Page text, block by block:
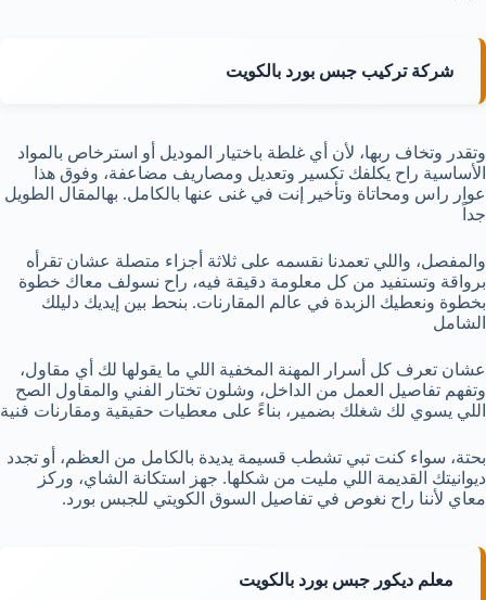
شركة تركيب جبس بورد بالكويت
وتقدر وتخاف ربها، لأن أي غلطة باختيار الموديل أو استرخاص بالمواد
الأساسية راح يكلفك تكسير وتعديل ومصاريف مضاعفة، وفوق هذا
عوار راس ومحاتاة وتأخير إنت في غنى عنها بالكامل. بهالمقال الطويل
جداً
والمفصل، واللي تعمدنا نقسمه على ثلاثة أجزاء متصلة عشان تقرأه
برواقة وتستفيد من كل معلومة دقيقة فيه، راح نسولف معاك خطوة
بخطوة ونعطيك الزبدة في عالم المقارنات. بنحط بين إيديك دليلك
الشامل
عشان تعرف كل أسرار المهنة المخفية اللي ما يقولها لك أي مقاول،
وتفهم تفاصيل العمل من الداخل، وشلون تختار الفني والمقاول الصح
اللي يسوي لك شغلك بضمير، بناءً على معطيات حقيقية ومقارنات فنية
بحتة، سواء كنت تبي تشطب قسيمة يديدة بالكامل من العظم، أو تجدد
ديوانيتك القديمة اللي مليت من شكلها. جهز استكانة الشاي، وركز
معاي لأننا راح نغوص في تفاصيل السوق الكويتي للجبس بورد.
معلم ديكور جبس بورد بالكويت